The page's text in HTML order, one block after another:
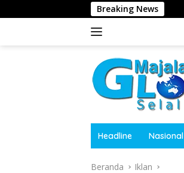
ke
Breaking News
Headline Nasional
Beranda Iklan